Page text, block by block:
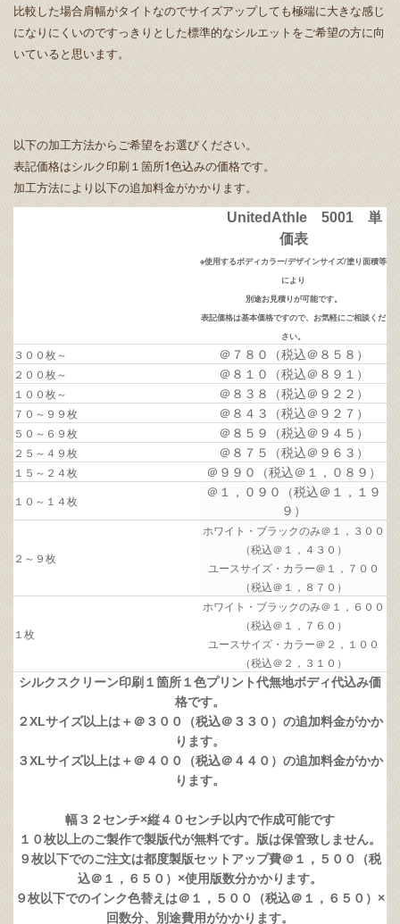
比較した場合肩幅がタイトなのでサイズアップしても極端に大きな感じ
になりにくいのですっきりとした標準的なシルエットをご希望の方に向
いていると思います。
以下の加工方法からご希望をお選びください。
表記価格はシルク印刷１箇所1色込みの価格です。
加工方法により以下の追加料金がかかります。
UnitedAthle 5001 単
価表
※使用するボディカラー/デザインサイズ/塗り面積等
により
別途お見積りが可能です。
表記価格は基本価格ですので、お気軽にご相談くだ
さい。
３００枚～ ＠７８０（税込＠８５８）
２００枚～ ＠８１０（税込＠８９１）
１００枚～ ＠８３８（税込＠９２２）
７０～９９枚 ＠８４３（税込＠９２７）
５０～６９枚 ＠８５９（税込＠９４５）
２５～４９枚 ＠８７５（税込＠９６３）
１５～２４枚 ＠９９０（税込＠１，０８９）
１０～１４枚
＠１，０９０（税込＠１，１９
９）
２～９枚
ホワイト・ブラックのみ＠１，３００
（税込＠１，４３０）
ユースサイズ・カラー＠１，７００
（税込＠１，８７０）
１枚
ホワイト・ブラックのみ＠１，６００
（税込＠１，７６０）
ユースサイズ・カラー＠２，１００
（税込＠２，３１０）
シルクスクリーン印刷１箇所１色プリント代無地ボディ代込み価
格です。
２XLサイズ以上は＋＠３００（税込＠３３０）の追加料金がかか
ります。
３XLサイズ以上は＋＠４００（税込＠４４０）の追加料金がかか
ります。
幅３２センチ×縦４０センチ以内で作成可能です
１０枚以上のご製作で製版代が無料です。版は保管致しません。
９枚以下でのご注文は都度製版セットアップ費＠１，５００（税
込＠１，６５０）×使用版数分かかります。
９枚以下でのインク色替えは＠１，５００（税込＠１，６５０）×
回数分、別途費用がかかります。